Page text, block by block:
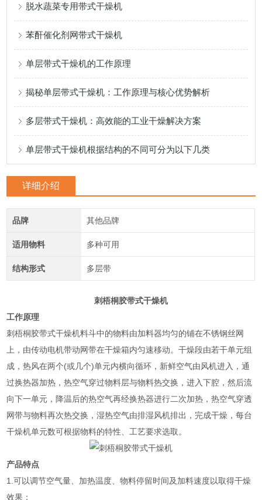
脱水蔬菜专用带式干燥机
苯酐催化剂网带式干燥机
单层带式干燥机的工作原理
揭秘单层带式干燥机：工作原理与核心优势解析
多层带式干燥机：高效能的工业干燥解决方案
单层带式干燥机根据结构的不同可分为以下几类
详细介绍
品牌 其他品牌
适用物料 多种可用
结构形式 多层带
刺梧桐胶带式干燥机
工作原理
刺梧桐胶带式干燥机料斗中的物料由加料器均匀的铺在不锈钢丝网
上，由传动电机带动网带在干燥箱内匀速移动。干燥段由若干单元组
成，热风在两个(或几个)单元内横向循环，新鲜空气由风机进入，通
过换热器加热，热空气穿过物料层与物料热交换，进入下腔，然后流
向下一单元，降温后的热空气再经换热器进行二次加热，热空气穿透
网带与物料再次热交换，湿热空气由排湿风机排出，完成干燥，每台
干燥机单元数可根据物料的特性、工艺要求选取。
产品特点
1.可以调节空气量、加热温度、物料停留时间及加料速度以取得干燥
效果；